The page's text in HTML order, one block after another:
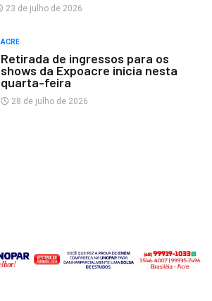
23 de julho de 2026
ACRE
Retirada de ingressos para os
shows da Expoacre inicia nesta
quarta-feira
28 de julho de 2026